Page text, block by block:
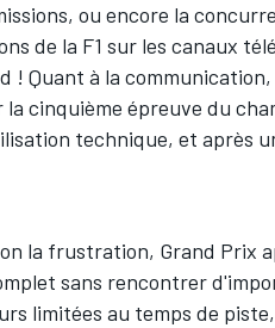
ou encore la
de la F1 sur les canaux
! Quant à la
la cinquième épreuve du
technique, et après
la frustration, Grand Prix
sans rencontrer
limitées au temps de